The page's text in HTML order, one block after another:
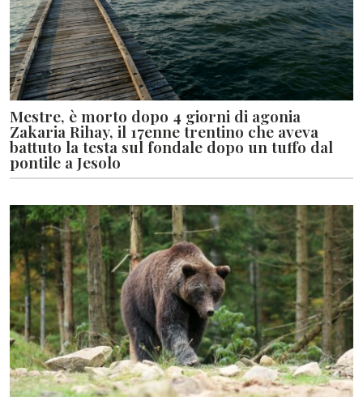
Mestre, è morto dopo 4 giorni di agonia
Zakaria Rihay, il 17enne trentino che aveva
battuto la testa sul fondale dopo un tuffo dal
pontile a Jesolo